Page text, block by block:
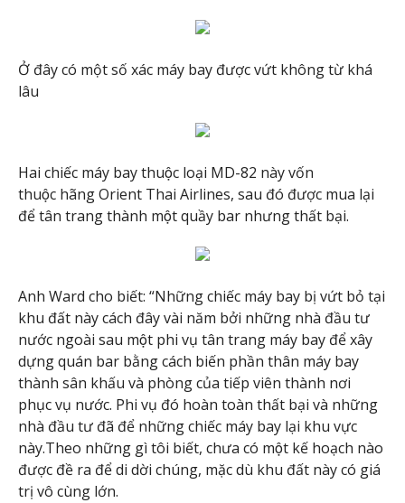
Ở đây có một số xác máy bay được vứt không từ khá
lâu
Hai chiếc máy bay thuộc loại MD-82 này vốn
thuộc hãng Orient Thai Airlines, sau đó được mua lại
để tân trang thành một quầy bar nhưng thất bại.
Anh Ward cho biết: “Những chiếc máy bay bị vứt bỏ tại
khu đất này cách đây vài năm bởi những nhà đầu tư
nước ngoài sau một phi vụ tân trang máy bay để xây
dựng quán bar bằng cách biến phần thân máy bay
thành sân khấu và phòng của tiếp viên thành nơi
phục vụ nước. Phi vụ đó hoàn toàn thất bại và những
nhà đầu tư đã để những chiếc máy bay lại khu vực
này.Theo những gì tôi biết, chưa có một kế hoạch nào
được đề ra để di dời chúng, mặc dù khu đất này có giá
trị vô cùng lớn.